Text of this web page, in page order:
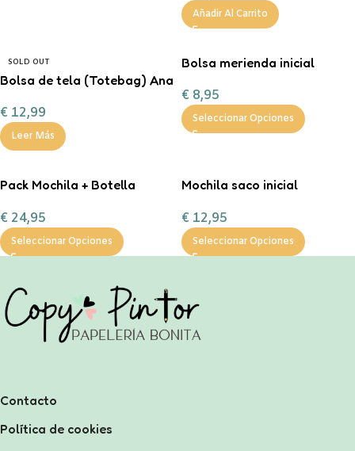
Añadir Al Carrito
SOLD OUT
Bolsa de tela (Totebag) Ana
€ 12,99
Leer Más
Bolsa merienda inicial
€ 8,95
Seleccionar Opciones
Pack Mochila + Botella
€ 24,95
Seleccionar Opciones
Mochila saco inicial
€ 12,95
Seleccionar Opciones
Contacto
Política de cookies